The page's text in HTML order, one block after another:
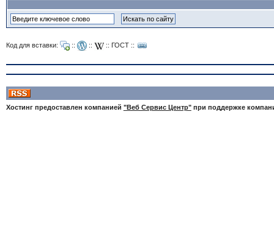
Код для вставки: :: :: :: ГОСТ::
Хостинг предоставлен компанией "Веб Сервис Центр"при поддержке